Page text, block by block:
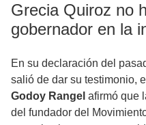
Grecia Quiroz no
gobernador en la
En su declaración del
salió de dar su testimonio,
Godoy Rangel afirmó que
del fundador del